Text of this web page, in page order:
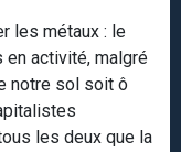
les métaux : le
en activité, malgré
notre sol soit ô
les deux que la